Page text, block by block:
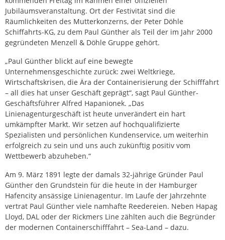
Jubiläumsveranstaltung. Ort der Festivität sind die
Räumlichkeiten des Mutterkonzerns, der Peter Döhle
Schiffahrts-KG, zu dem Paul Günther als Teil der im Jahr 2000
gegründeten Menzell & Döhle Gruppe gehört.
„Paul Günther blickt auf eine bewegte
Unternehmensgeschichte zurück: zwei Weltkriege,
Wirtschaftskrisen, die Ära der Containerisierung der Schifffahrt
– all dies hat unser Geschäft geprägt“, sagt Paul Günther-
Geschäftsführer Alfred Hapanionek. „Das
Linienagenturgeschäft ist heute unverändert ein hart
umkämpfter Markt. Wir setzen auf hochqualifizierte
Spezialisten und persönlichen Kundenservice, um weiterhin
erfolgreich zu sein und uns auch zukünftig positiv vom
Wettbewerb abzuheben.“
Am 9. März 1891 legte der damals 32-jährige Gründer Paul
Günther den Grundstein für die heute in der Hamburger
Hafencity ansässige Linienagentur. Im Laufe der Jahrzehnte
vertrat Paul Günther viele namhafte Reedereien. Neben Hapag
Lloyd, DAL oder der Rickmers Line zählten auch die Begründer
der modernen Containerschifffahrt – Sea-Land – dazu.